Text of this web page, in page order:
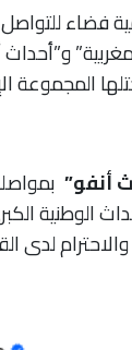
فضاء
المجموعة
أنفو”
الوطنية
لدى